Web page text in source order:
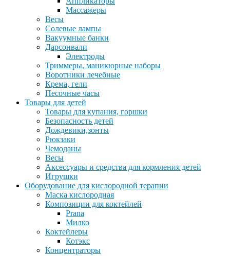
Массажеры
Весы
Солевые лампы
Вакуумные банки
Дарсонвали
Электроды
Триммеры, маникюрные наборы
Воротники лечебные
Крема, гели
Песочные часы
Товары для детей
Товары для купания, горшки
Безопасность детей
Дождевики,зонты
Рюкзаки
Чемоданы
Весы
Аксессуары и средства для кормления детей
Игрушки
Оборудование для кислородной терапии
Маска кислородная
Композиции для коктейлей
Prana
Милко
Коктейлеры
Котэкс
Концентраторы